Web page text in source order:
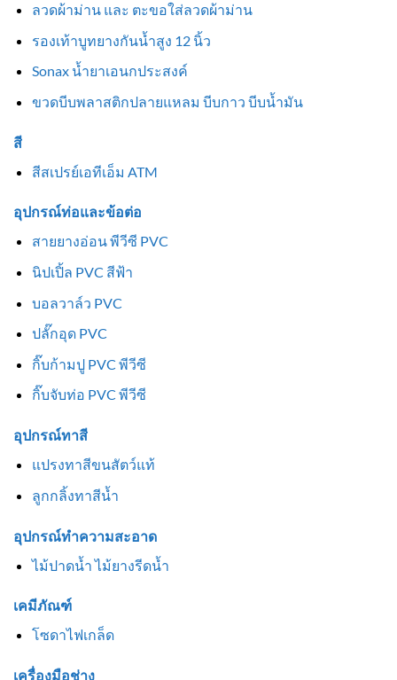
ลวดผ้าม่าน และ ตะขอใส่ลวดผ้าม่าน
รองเท้าบูทยางกันน้ำสูง 12 นิ้ว
Sonax น้ำยาเอนกประสงค์
ขวดบีบพลาสติกปลายแหลม บีบกาว บีบน้ำมัน
สี
สีสเปรย์เอทีเอ็ม ATM
อุปกรณ์ท่อและข้อต่อ
สายยางอ่อน พีวีซี PVC
นิปเปิ้ล PVC สีฟ้า
บอลวาล์ว PVC
ปลั๊กอุด PVC
กิ๊บก้ามปู PVC พีวีซี
กิ๊บจับท่อ PVC พีวีซี
อุปกรณ์ทาสี
แปรงทาสีขนสัตว์แท้
ลูกกลิ้งทาสีน้ำ
อุปกรณ์ทำความสะอาด
ไม้ปาดน้ำ ไม้ยางรีดน้ำ
เคมีภัณฑ์
โซดาไฟเกล็ด
เครื่องมือช่าง